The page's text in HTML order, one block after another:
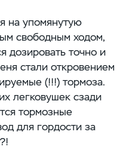
на упомянутую
свободным ходом,
дозировать точно и
стали откровением
(!!!) тормоза.
легковушек сзади
тормозные
для гордости за